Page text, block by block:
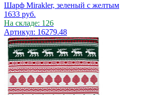
Шарф Mirakler, зеленый с желтым
1633 руб.
На складе: 126
Артикул: 16279.48